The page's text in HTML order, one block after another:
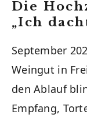
Die
„Ich
September
Weingut in
den Ablauf
Empfang,